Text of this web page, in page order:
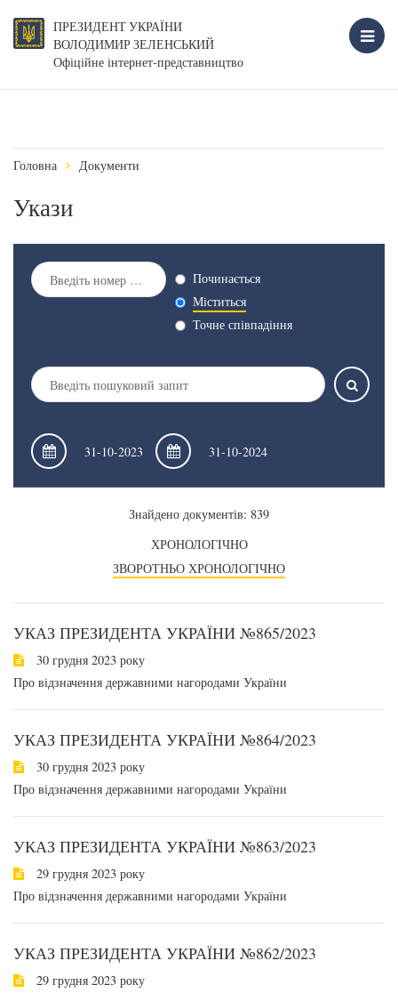
ПРЕЗИДЕНТ УКРАЇНИ
ВОЛОДИМИР ЗЕЛЕНСЬКИЙ
Офіційне інтернет-представництво
Головна Документи
Укази
Починається
Міститься
Точне співпадіння
Знайдено документів: 839
ХРОНОЛОГІЧНО
ЗВОРОТНЬО ХРОНОЛОГІЧНО
УКАЗ ПРЕЗИДЕНТА УКРАЇНИ №865/2023
30 грудня 2023 року
Про відзначення державними нагородами України
УКАЗ ПРЕЗИДЕНТА УКРАЇНИ №864/2023
30 грудня 2023 року
Про відзначення державними нагородами України
УКАЗ ПРЕЗИДЕНТА УКРАЇНИ №863/2023
29 грудня 2023 року
Про відзначення державними нагородами України
УКАЗ ПРЕЗИДЕНТА УКРАЇНИ №862/2023
29 грудня 2023 року